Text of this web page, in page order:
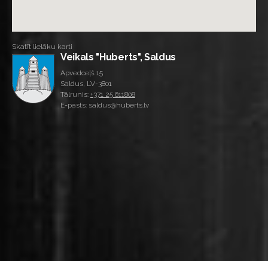
Skatīt lielāku karti
Veikals "Huberts", Saldus
Apvedceļš 15
Saldus, LV-3801
Tālrunis: +371 25 611808
E-pasts: saldus@huberts.lv